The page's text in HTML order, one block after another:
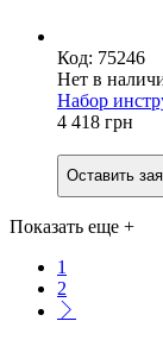
Код: 75246
Нет в
Набор
4 418 грн
Оставить
Показать еще +
1
2